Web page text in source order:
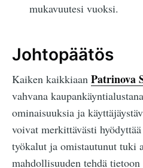
mukavuutesi vuoksi.
Johtopäätös
Kaiken kaikkiaan Patrinova
vahvana
ominaisuuksia ja
voivat merkittävästi
työkalut ja omistautunut tuki
mahdollisuuden tehdä